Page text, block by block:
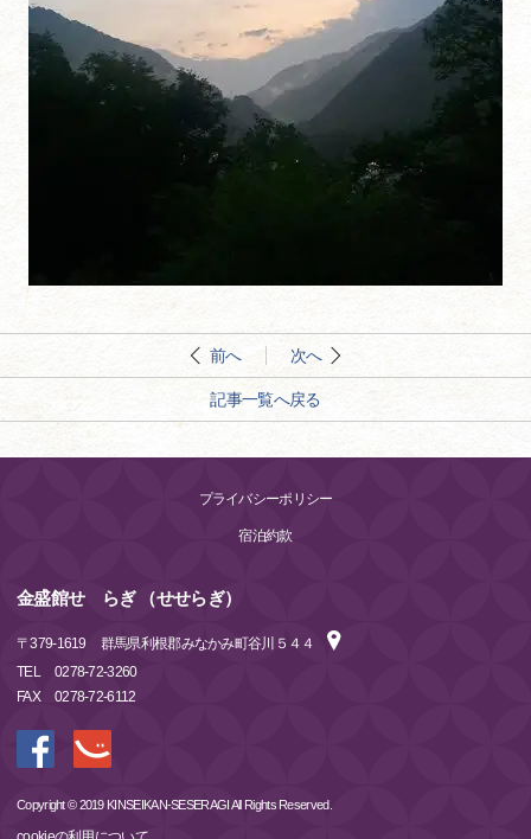
前へ 次へ
記事一覧へ戻る
プライバシーポリシー
宿泊約款
金盛館せゝらぎ （せせらぎ）
〒379-1619
群馬県利根郡みなかみ町谷川５４４
TEL
0278-72-3260
FAX
0278-72-6112
Copyright © 2019 KINSEIKAN-SESERAGI All Rights Reserved.